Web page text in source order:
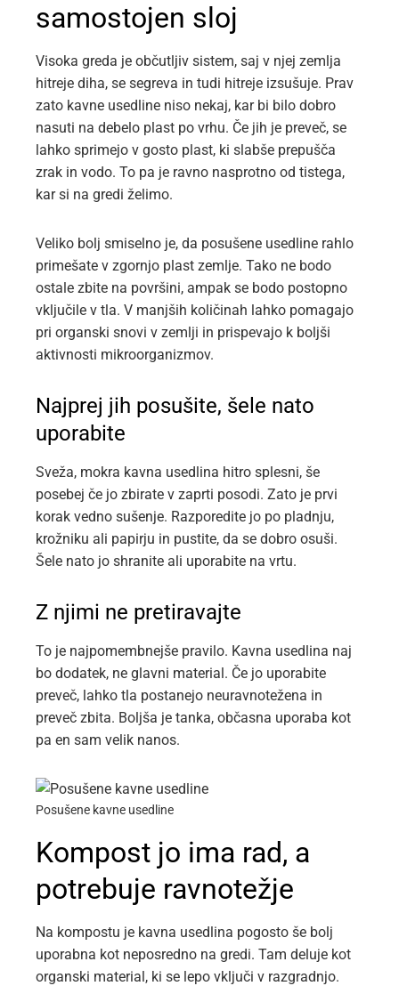
samostojen sloj
Visoka greda je občutljiv sistem, saj v njej zemlja
hitreje diha, se segreva in tudi hitreje izsušuje. Prav
zato kavne usedline niso nekaj, kar bi bilo dobro
nasuti na debelo plast po vrhu. Če jih je preveč, se
lahko sprimejo v gosto plast, ki slabše prepušča
zrak in vodo. To pa je ravno nasprotno od tistega,
kar si na gredi želimo.
Veliko bolj smiselno je, da posušene usedline rahlo
primešate v zgornjo plast zemlje. Tako ne bodo
ostale zbite na površini, ampak se bodo postopno
vključile v tla. V manjših količinah lahko pomagajo
pri organski snovi v zemlji in prispevajo k boljši
aktivnosti mikroorganizmov.
Najprej jih posušite, šele nato
uporabite
Sveža, mokra kavna usedlina hitro splesni, še
posebej če jo zbirate v zaprti posodi. Zato je prvi
korak vedno sušenje. Razporedite jo po pladnju,
krožniku ali papirju in pustite, da se dobro osuši.
Šele nato jo shranite ali uporabite na vrtu.
Z njimi ne pretiravajte
To je najpomembnejše pravilo. Kavna usedlina naj
bo dodatek, ne glavni material. Če jo uporabite
preveč, lahko tla postanejo neuravnotežena in
preveč zbita. Boljša je tanka, občasna uporaba kot
pa en sam velik nanos.
Posušene kavne usedline
Kompost jo ima rad, a
potrebuje ravnotežje
Na kompostu je kavna usedlina pogosto še bolj
uporabna kot neposredno na gredi. Tam deluje kot
organski material, ki se lepo vključi v razgradnjo.